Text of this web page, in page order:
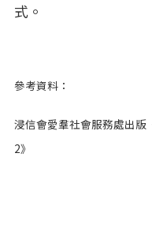
式。
參考資料：
浸信會愛羣社會服務處出版
2》